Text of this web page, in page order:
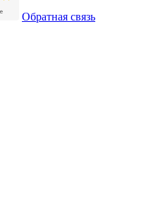
Обратная связь